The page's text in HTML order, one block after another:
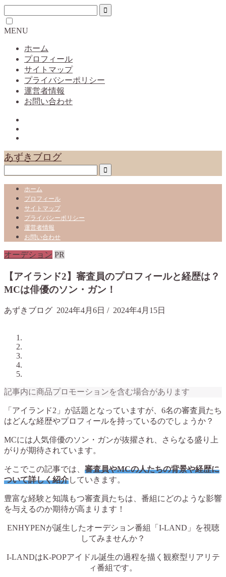
MENU
ホーム
プロフィール
サイトマップ
プライバシーポリシー
運営者情報
お問い合わせ
あずきブログ
ホーム
プロフィール
サイトマップ
プライバシーポリシー
運営者情報
お問い合わせ
オーデション PR
【アイランド2】審査員のプロフィールと経歴は？
MCは俳優のソン・ガン！
あずきブログ 2024年4月6日 / 2024年4月15日
記事内に商品プロモーションを含む場合があります
「アイランド2」が話題となっていますが、6名の審査員たち
はどんな経歴やプロフィールを持っているのでしょうか？
MCには人気俳優のソン・ガンが抜擢され、さらなる盛り上
がりが期待されています。
そこでこの記事では、 審査員やMCの人たちの背景や経歴に
ついて詳しく紹介していきます。
豊富な経験と知識もつ審査員たちは、番組にどのような影響
を与えるのか期待が高まります！
ENHYPENが誕生したオーデション番組「I-LAND」を視聴
してみませんか？
I-LANDはK-POPアイドル誕生の過程を描く観察型リアリテ
ィ番組です。